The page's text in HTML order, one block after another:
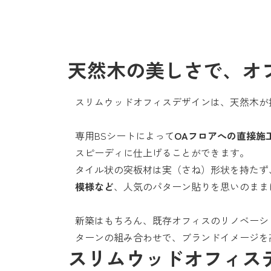
天然木の美しさで、
スリムウッドオフィスデザインは、天然木
専用BSシートによってOAフロアへの直接施
スピーディに仕上げることができます。
タイル状の突板材は実（さね）形状を持た
模様など、人気のパターン貼りを思いのま
新築はもちろん、既存オフィスのリノベー
ターンの組み合わせで、ブランドイメージ
スリムウッドオフィ